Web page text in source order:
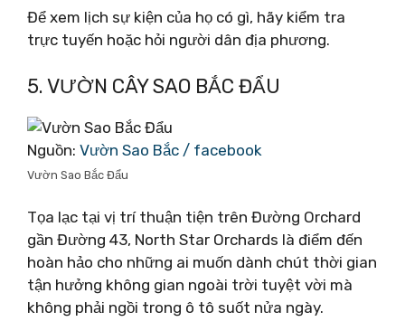
Để xem lịch sự kiện của họ có gì, hãy kiểm tra
trực tuyến hoặc hỏi người dân địa phương.
5. VƯỜN CÂY SAO BẮC ĐẨU
Nguồn: Vườn Sao Bắc / facebook
Vườn Sao Bắc Đẩu
Tọa lạc tại vị trí thuận tiện trên Đường Orchard
gần Đường 43, North Star Orchards là điểm đến
hoàn hảo cho những ai muốn dành chút thời gian
tận hưởng không gian ngoài trời tuyệt vời mà
không phải ngồi trong ô tô suốt nửa ngày.